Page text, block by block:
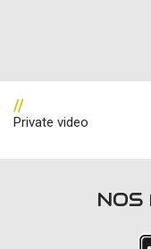
//
Private video
NOS